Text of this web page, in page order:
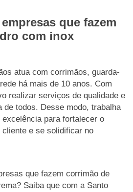
que fazem
com inox
atua com corrimãos, guarda-
há mais de 10 anos. Com
realizar serviços de qualidade e
de todos. Desse modo, trabalha
para fortalecer o
e se solidificar no
que fazem corrimão de
Saiba que com a Santo